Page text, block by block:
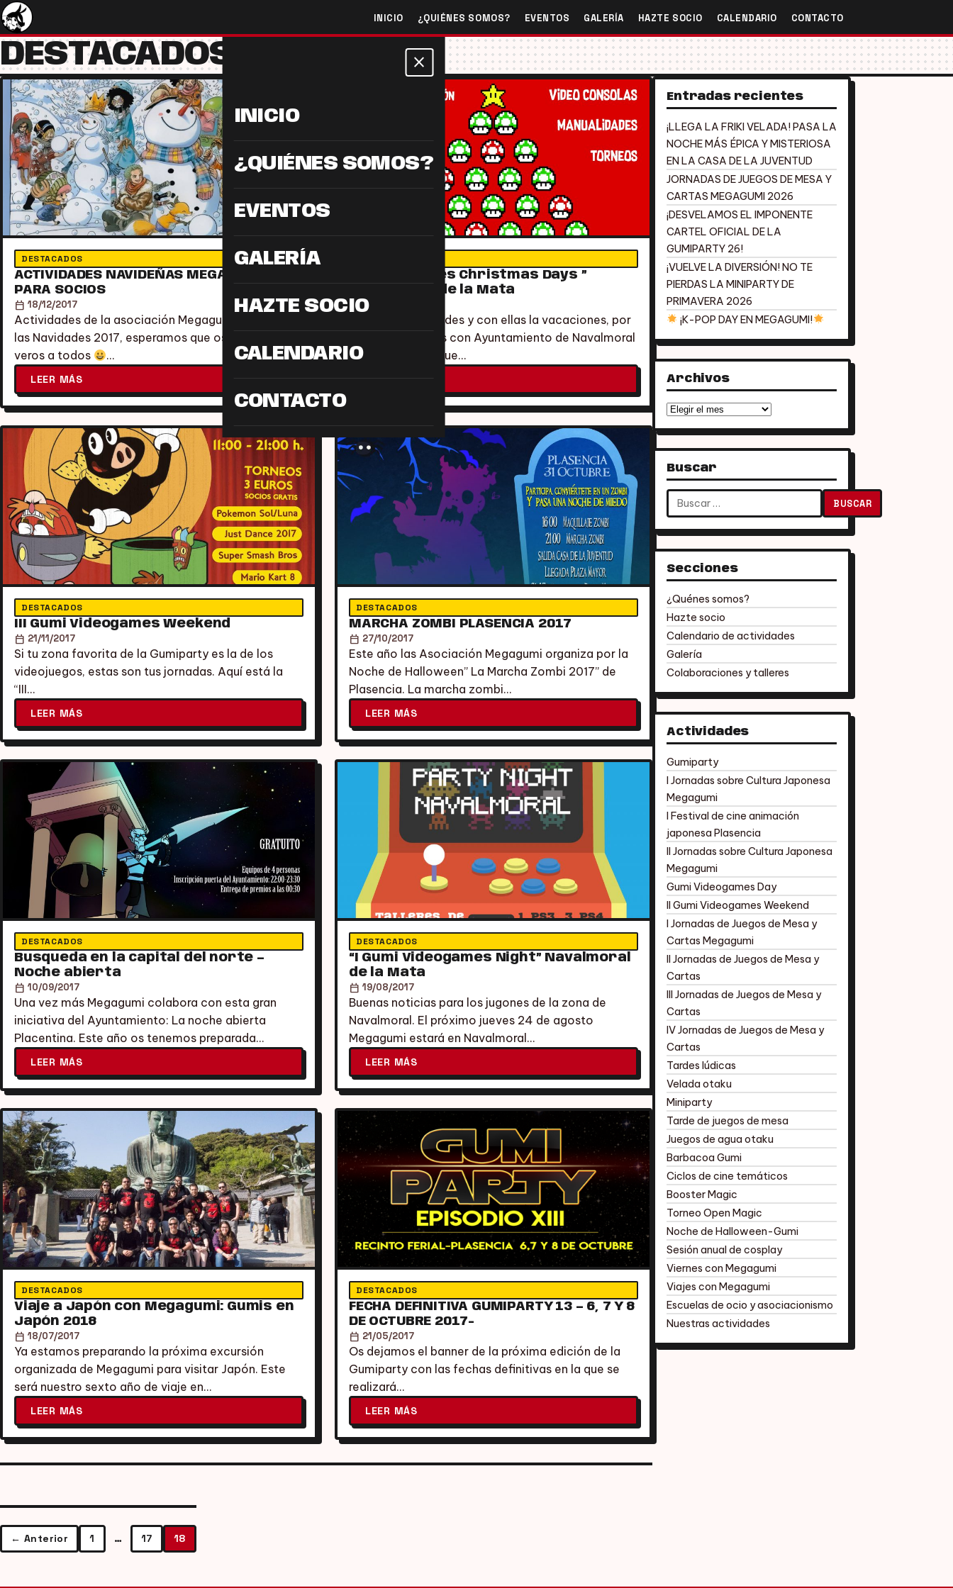
INICIO ¿QUIÉNES SOMOS? EVENTOS GALERÍA HAZTE SOCIO CALENDARIO CONTACTO
close
INICIO
¿QUIÉNES SOMOS?
EVENTOS
GALERÍA
HAZTE SOCIO
CALENDARIO
CONTACTO
DESTACADOS
DESTACADOS
ACTIVIDADES NAVIDEÑAS MEGAGUMI 2017
PARA SOCIOS
calendar_today 18/12/2017
Actividades de la asociación Megagumi de cara a
las Navidades 2017, esperamos que os gusten y
veros a todos
…
LEER MÁS
“ I Videogames Christmas Days ”
Navalmoral de la Mata
calendar_today18/12/2017
Llegan las navidades y con ellas la vacaciones, por
eso colaboramos con Ayuntamiento de Navalmoral
de la Mata para que…
DESTACADOS
III Gumi Videogames Weekend
calendar_today 21/11/2017
Si tu zona favorita de la Gumiparty es la de los
videojuegos, estas son tus jornadas. Aquí está la
“III…
LEER MÁS
DESTACADOS
MARCHA ZOMBI PLASENCIA 2017
calendar_today 27/10/2017
Este año las Asociación Megagumi organiza por la
Noche de Halloween” La Marcha Zombi 2017” de
Plasencia. La marcha zombi…
LEER MÁS
DESTACADOS
Busqueda en la capital del norte –
Noche abierta
calendar_today 10/09/2017
Una vez más Megagumi colabora con esta gran
iniciativa del Ayuntamiento: La noche abierta
Placentina. Este año os tenemos preparada…
LEER MÁS
DESTACADOS
“I Gumi Videogames Night” Navalmoral
de la Mata
calendar_today 19/08/2017
Buenas noticias para los jugones de la zona de
Navalmoral. El próximo jueves 24 de agosto
Megagumi estará en Navalmoral…
LEER MÁS
DESTACADOS
Viaje a Japón con Megagumi: Gumis en
Japón 2018
calendar_today 18/07/2017
Ya estamos preparando la próxima excursión
organizada de Megagumi para visitar Japón. Este
será nuestro sexto año de viaje en…
LEER MÁS
DESTACADOS
FECHA DEFINITIVA GUMIPARTY 13 – 6, 7 Y 8
DE OCTUBRE 2017-
calendar_today 21/05/2017
Os dejamos el banner de la próxima edición de la
Gumiparty con las fechas definitivas en la que se
realizará…
LEER MÁS
Paginación
de← Anterior 1 … 17 18
Entradas recientes
¡LLEGA LA FRIKI VELADA! PASA LA
NOCHE MÁS ÉPICA Y MISTERIOSA
EN LA CASA DE LA JUVENTUD
JORNADAS DE JUEGOS DE MESA Y
CARTAS MEGAGUMI 2026
¡DESVELAMOS EL IMPONENTE
CARTEL OFICIAL DE LA
GUMIPARTY 26!
¡VUELVE LA DIVERSIÓN! NO TE
PIERDAS LA MINIPARTY DE
PRIMAVERA 2026
¡K-POP DAY EN MEGAGUMI!
Archivos
Archivos
Buscar
Buscar:
Secciones
¿Quénes somos?
Hazte socio
Calendario de actividades
Galería
Colaboraciones y talleres
Actividades
Gumiparty
I Jornadas sobre Cultura Japonesa
Megagumi
I Festival de cine animación
japonesa Plasencia
II Jornadas sobre Cultura Japonesa
Megagumi
Gumi Videogames Day
II Gumi Videogames Weekend
I Jornadas de Juegos de Mesa y
Cartas Megagumi
II Jornadas de Juegos de Mesa y
Cartas
III Jornadas de Juegos de Mesa y
Cartas
IV Jornadas de Juegos de Mesa y
Cartas
Tardes lúdicas
Velada otaku
Miniparty
Tarde de juegos de mesa
Juegos de agua otaku
Barbacoa Gumi
Ciclos de cine temáticos
Booster Magic
Torneo Open Magic
Noche de Halloween-Gumi
Sesión anual de cosplay
Viernes con Megagumi
Viajes con Megagumi
Escuelas de ocio y asociacionismo
Nuestras actividades